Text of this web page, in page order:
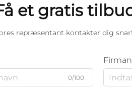
et gratis
repræsentant kontakter dig
0/100